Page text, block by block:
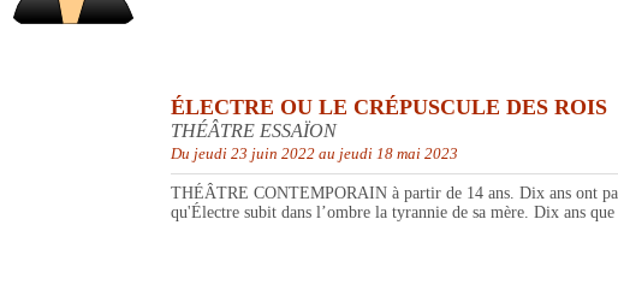
ÉLECTRE OU LE CRÉPUSCULE DES ROIS
THÉÂTRE ESSAÏON
Du jeudi 23 juin 2022 au jeudi 18 mai 2023
THÉÂTRE CONTEMPORAIN à partir de 14 ans. Dix ans ont
qu'Électre subit dans l’ombre la tyrannie de sa mère. Dix ans